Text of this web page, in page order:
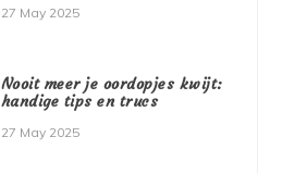
27 May 2025
Nooit meer je oordopjes kwijt:
handige tips en trucs
27 May 2025